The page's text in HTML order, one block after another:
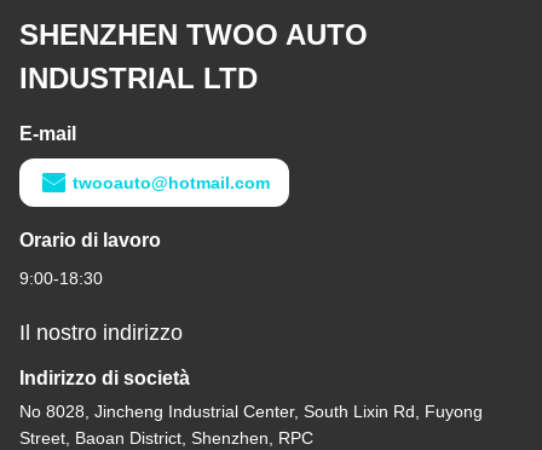
SHENZHEN TWOO AUTO
INDUSTRIAL LTD
E-mail
twooauto@hotmail.com
Orario di lavoro
9:00-18:30
Il nostro indirizzo
Indirizzo di società
No 8028, Jincheng Industrial Center, South Lixin Rd, Fuyong
Street, Baoan District, Shenzhen, RPC